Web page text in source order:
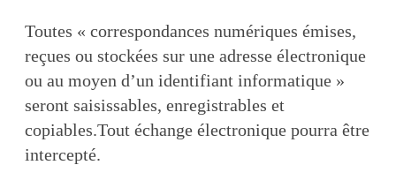
Toutes « correspondances numériques émises,
reçues ou stockées sur une adresse électronique
ou au moyen d’un identifiant informatique »
seront saisissables, enregistrables et
copiables.Tout échange électronique pourra être
intercepté.